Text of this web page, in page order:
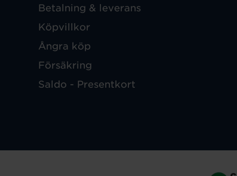
Betalning & leverans
Köpvillkor
Ångra köp
Försäkring
Saldo - Presentkort